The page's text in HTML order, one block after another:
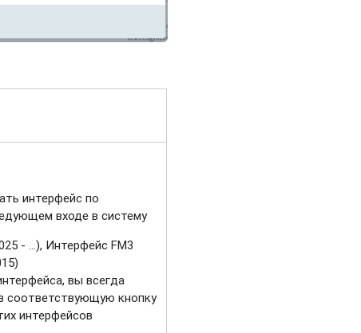
интерфейс по
входе в систему
- …), Интерфейс FM3
вы всегда
соответствующую кнопку
интерфейсов